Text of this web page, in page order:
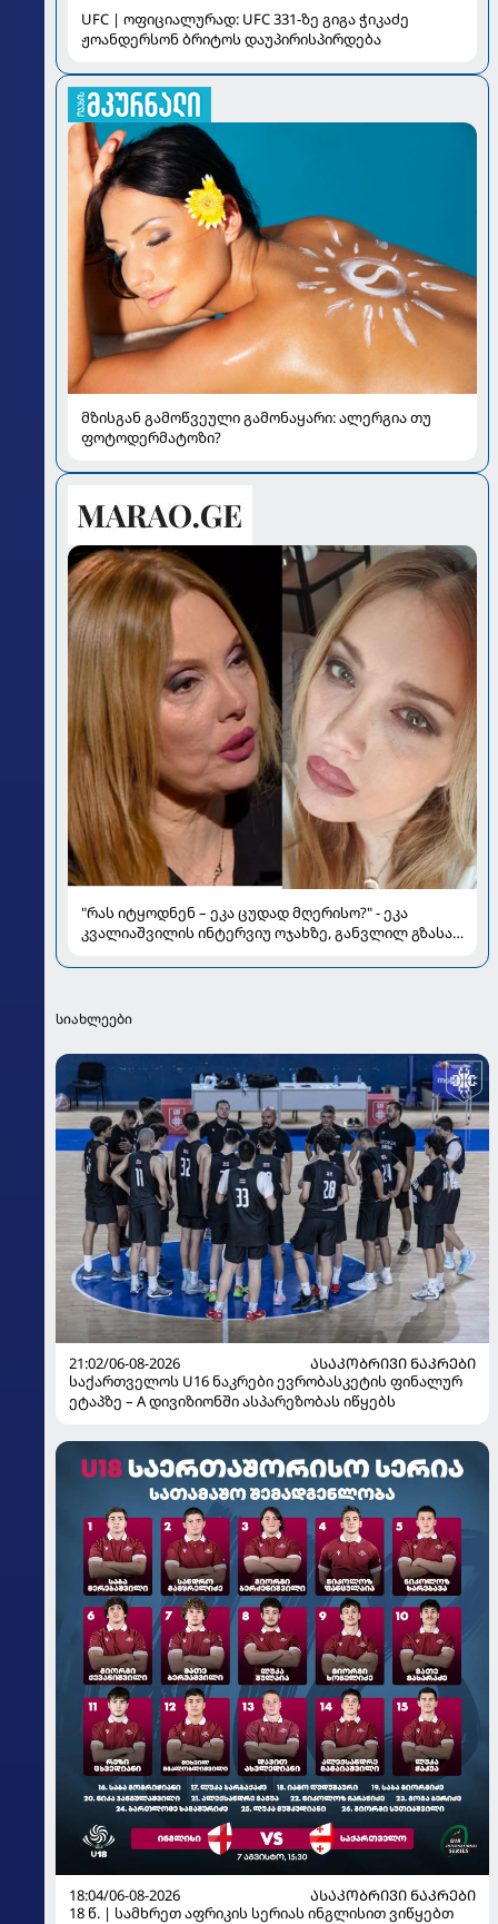
UFC | ოფიციალურად: UFC 331-ზე გიგა ჭიკაძე
ჟოანდერსონ ბრიტოს დაუპირისპირდება
მზისგან გამოწვეული გამონაყარი: ალერგია თუ
ფოტოდერმატოზი?
"რას იტყოდნენ – ეკა ცუდად მღერისო?" - ეკა
კვალიაშვილის ინტერვიუ ოჯახზე, განვლილ გზასა
სიახლეები
21:02/06-08-2026
ᲐᲡᲐᲙᲝᲑᲠᲘᲕᲘ ᲜᲐᲙᲠᲔᲑᲘ
საქართველოს U16 ნაკრები ევრობასკეტის ფინალურ
ეტაპზე – A დივიზიონში ასპარეზობას იწყებს
18:04/06-08-2026
ᲐᲡᲐᲙᲝᲑᲠᲘᲕᲘ ᲜᲐᲙᲠᲔᲑᲘ
18 წ. | სამხრეთ აფრიკის სერიას ინგლისით ვიწყებთ